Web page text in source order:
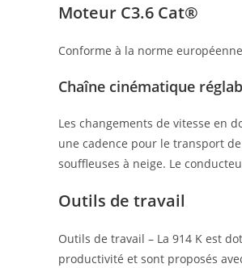
Moteur C3.6 Cat®
Conforme à la norme
Chaîne cinématique
Les changements de vitesse en
une cadence pour le transport
souffleuses à neige. Le
Outils de travail
Outils de travail – La 914 K est
productivité et sont proposés